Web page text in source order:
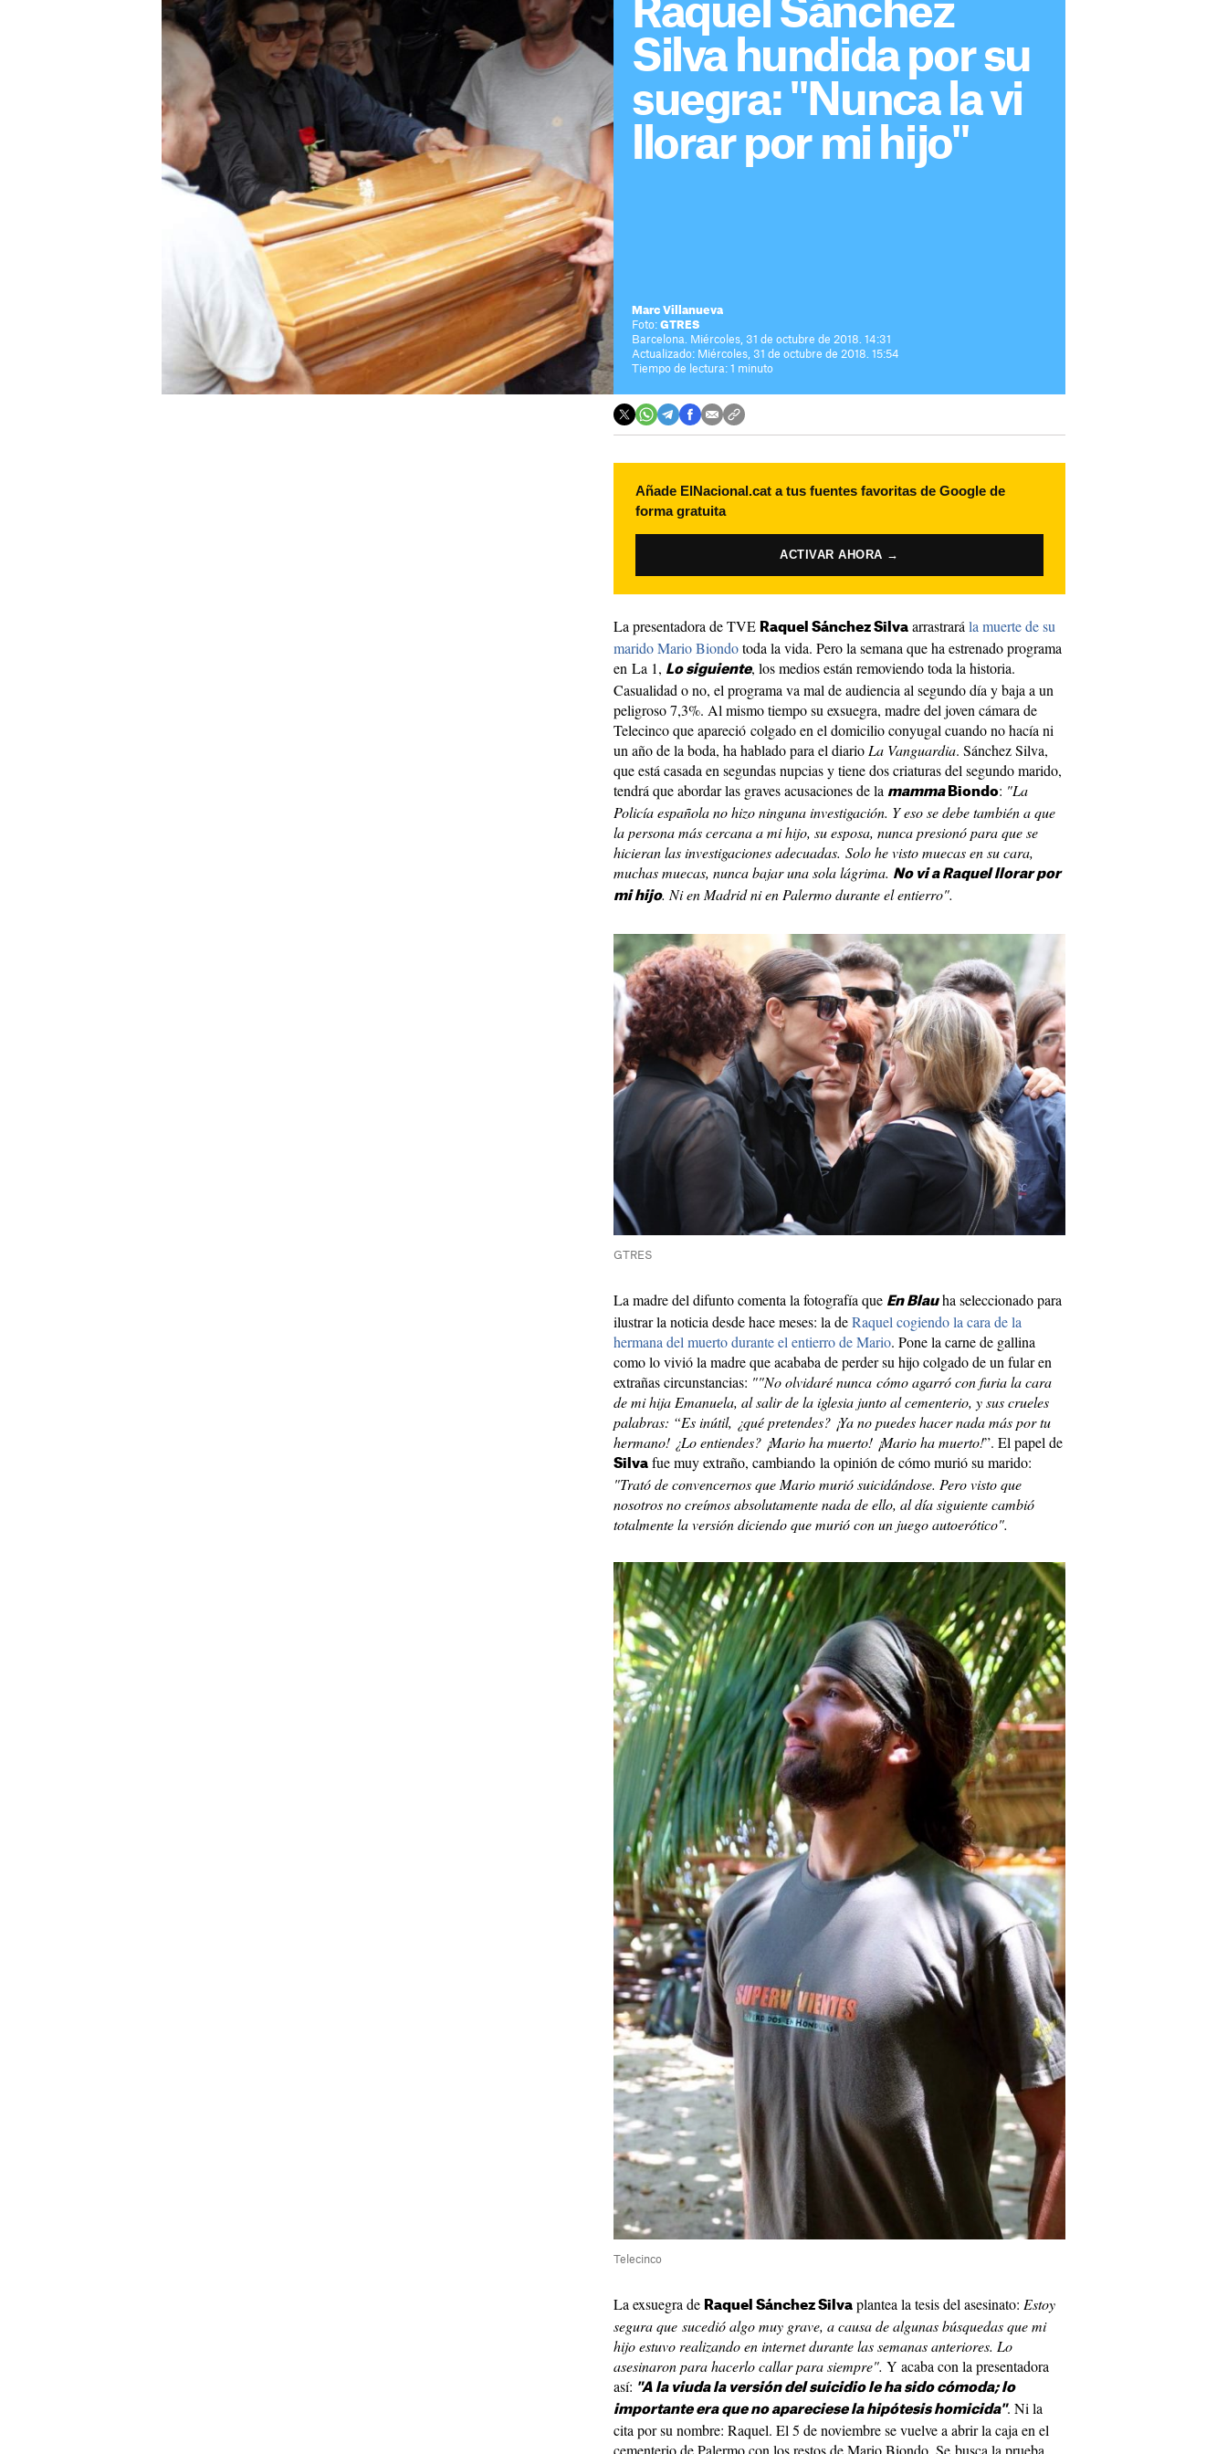
Raquel Sánchez
Silva hundida por su
suegra: "Nunca la vi
llorar por mi hijo"
Marc Villanueva
Foto: GTRES
Barcelona. Miércoles, 31 de octubre de 2018. 14:31
Actualizado: Miércoles, 31 de octubre de 2018. 15:54
Tiempo de lectura: 1 minuto
Añade ElNacional.cat a tus fuentes favoritas de Google de
forma gratuita
ACTIVAR AHORA →
La presentadora de TVE Raquel Sánchez Silva arrastrará la muerte de su
marido Mario Biondotoda la vida. Pero la semana que ha estrenado programa
en La 1, Lo siguiente, los medios están removiendo toda la historia.
Casualidad o no, el programa va mal de audiencia al segundo día y baja a un
peligroso 7,3%. Al mismo tiempo su exsuegra, madre del joven cámara de
Telecinco que apareció colgado en el domicilio conyugal cuando no hacía ni
un año de la boda, ha hablado para el diario La Vanguardia. Sánchez Silva,
que está casada en segundas nupcias y tiene dos criaturas del segundo marido,
tendrá que abordar las graves acusaciones de la mammaBiondo: "La
Policía española no hizo ninguna investigación. Y eso se debe también a que
la persona más cercana a mi hijo, su esposa, nunca presionó para que se
hicieran las investigaciones adecuadas. Solo he visto muecas en su cara,
muchas muecas, nunca bajar una sola lágrima. No vi a Raquel llorar por
mi hijo. Ni en Madrid ni en Palermo durante el entierro".
GTRES
La madre del difunto comenta la fotografía que En Blauha seleccionado para
ilustrar la noticia desde hace meses: la deRaquel cogiendo la cara de la
hermana del muerto durante el entierro de Mario. Pone la carne de gallina
como lo vivió la madre que acababa de perder su hijo colgado de un fular en
extrañas circunstancias: ""No olvidaré nunca cómo agarró con furia la cara
de mi hija Emanuela, al salir de la iglesia junto al cementerio, y sus crueles
palabras: “Es inútil, ¿qué pretendes? ¡Ya no puedes hacer nada más por tu
hermano! ¿Lo entiendes? ¡Mario ha muerto! ¡Mario ha muerto!”. El papel de
Silva fue muy extraño, cambiando la opinión de cómo murió su marido:
"Trató de convencernos que Mario murió suicidándose. Pero visto que
nosotros no creímos absolutamente nada de ello, al día siguiente cambió
totalmente la versión diciendo que murió con un juego autoerótico".
Telecinco
La exsuegra de Raquel Sánchez Silva plantea la tesis del asesinato: Estoy
segura que sucedió algo muy grave, a causa de algunas búsquedas que mi
hijo estuvo realizando en internet durante las semanas anteriores. Lo
asesinaron para hacerlo callar para siempre". Y acaba con la presentadora
así: "A la viuda la versión del suicidio le ha sido cómoda; lo
importante era que no apareciese la hipótesis homicida". Ni la
cita por su nombre: Raquel. El 5 de noviembre se vuelve a abrir la caja en el
cementerio de Palermo con los restos de Mario Biondo. Se busca la prueba